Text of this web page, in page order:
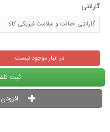
گارانتی
گارانتی اصالت و سلامت فیزیکی کالا
در انبار موجود نیست
ثبت